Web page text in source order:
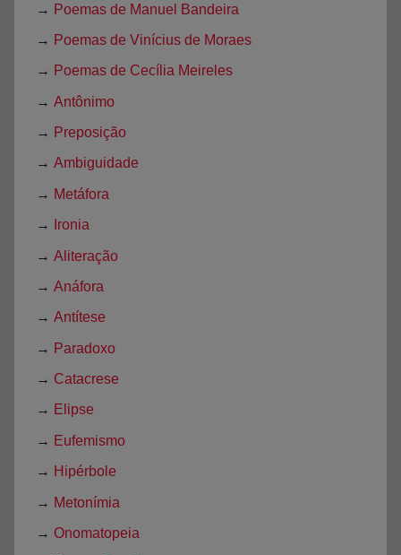
→ Poemas de Manuel Bandeira
→ Poemas de Vinícius de Moraes
→ Poemas de Cecília Meireles
→ Antônimo
→ Preposição
→ Ambiguidade
→ Metáfora
→ Ironia
→ Aliteração
→ Anáfora
→ Antítese
→ Paradoxo
→ Catacrese
→ Elipse
→ Eufemismo
→ Hipérbole
→ Metonímia
→ Onomatopeia